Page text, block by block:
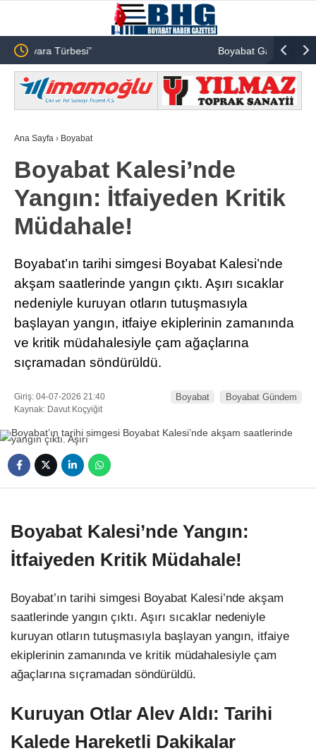
Boyabat Gazidere Köyü Leylek Kurtarma
Operasyonu
Ana Sayfa › Boyabat
Boyabat Kalesi’nde
Yangın: İtfaiyeden Kritik
Müdahale!
Boyabat’ın tarihi simgesi Boyabat Kalesi’nde
akşam saatlerinde yangın çıktı. Aşırı sıcaklar
nedeniyle kuruyan otların tutuşmasıyla
başlayan yangın, itfaiye ekiplerinin zamanında
ve kritik müdahalesiyle çam ağaçlarına
sıçramadan söndürüldü.
Giriş: 04-07-2026 21:40
Kaynak: Davut Koçyiğit
Boyabat Boyabat Gündem
Boyabat Kalesi’nde Yangın:
İtfaiyeden Kritik Müdahale!
Boyabat’ın tarihi simgesi Boyabat Kalesi’nde akşam
saatlerinde yangın çıktı. Aşırı sıcaklar nedeniyle
kuruyan otların tutuşmasıyla başlayan yangın, itfaiye
ekiplerinin zamanında ve kritik müdahalesiyle çam
ağaçlarına sıçramadan söndürüldü.
Kuruyan Otlar Alev Aldı: Tarihi
Kalede Hareketli Dakikalar